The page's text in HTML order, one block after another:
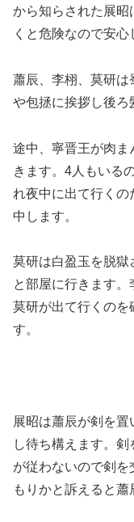
から知らされた展昭
くと危険なので安心
蕭辰、李栩、莫研は
や包拯に挨拶し後ろ
途中、寧晋王が肉ま
きます。4人もいる
れ夜中に出て行く
中します。
莫研は白盈玉を脱獄
と部屋に行きます
莫研が出て行くのを
す。
展昭は蕭辰が剣を
し待ち構えます。
が従わないので剣
もりかと訴えると蕭